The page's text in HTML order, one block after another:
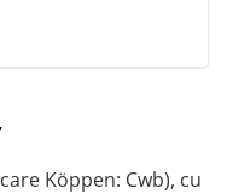
Köppen: Cwb), cu